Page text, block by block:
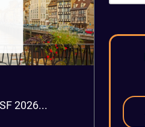
2026...